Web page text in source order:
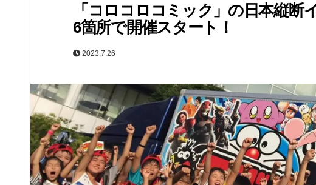
「コロコロコミック」の日本縦断
6箇所で開催スタート！
2023.7.26